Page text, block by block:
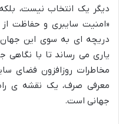
دیگر یک انتخاب نیست،
«امنیت سایبری و حفاظت
دریچه ای به سوی این
یاری می رساند تا با نگاهی
مخاطرات روزافزون فضای
معرفی صرف، یک نقشه ی
جهانی است.